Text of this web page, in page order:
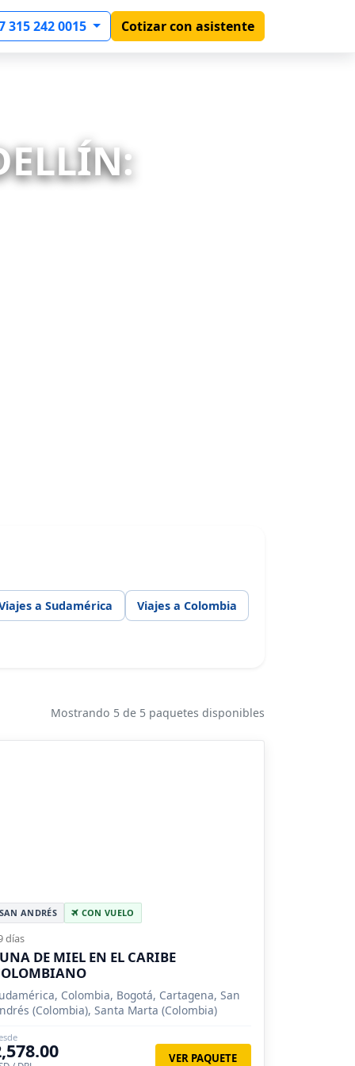
315 242 0015 Cotizar con asistente
a Sudamérica Viajes a Colombia
Mostrando 5 de 5 paquetes disponibles
SAN ANDRÉS CON VUELO
días
DE MIEL EN EL CARIBE
Colombia, Bogotá, Cartagena, San
(Colombia), Santa Marta (Colombia)
VER PAQUETE